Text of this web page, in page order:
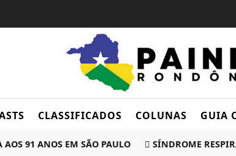
CLASSIFICADOS COLUNAS GUIA
91 ANOS EM SÃO PAULO SÍNDROME